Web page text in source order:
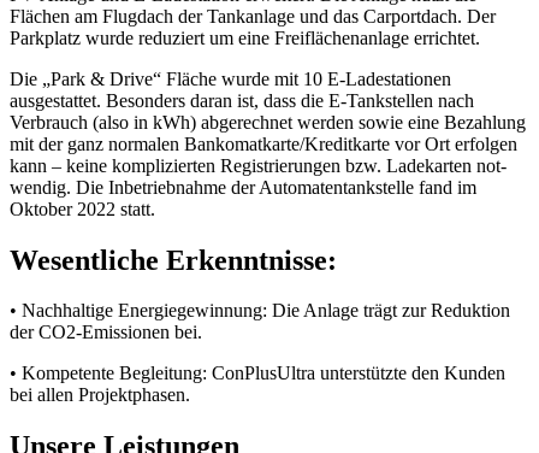
Flächen am Flugdach der Tankanlage und das Carportdach. Der
Parkplatz wurde reduziert um eine Freiflächenanlage errichtet.
Die „Park & Drive“ Fläche wurde mit 10 E-Ladestationen
ausgestattet. Besonders daran ist, dass die E-Tankstellen nach
Verbrauch (also in kWh) abgerechnet werden sowie eine Bezahlung
mit der ganz normalen Bankomatkarte/Kreditkarte vor Ort erfolgen
kann – keine komplizierten Registrierungen bzw. Ladekarten not-
wendig. Die Inbetriebnahme der Automatentankstelle fand im
Oktober 2022 statt.
Wesentliche Erkenntnisse:
• Nachhaltige Energiegewinnung: Die Anlage trägt zur Reduktion
der CO2-Emissionen bei.
• Kompetente Begleitung: ConPlusUltra unterstützte den Kunden
bei allen Projektphasen.
Unsere Leistungen